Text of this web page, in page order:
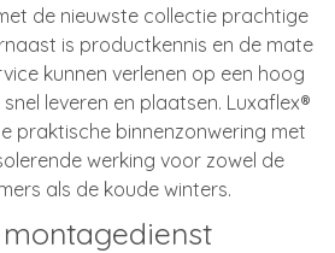
de nieuwste collectie prachtige
is productkennis en de mate
kunnen verlenen op een hoog
leveren en plaatsen. Luxaflex®
praktische binnenzonwering met
werking voor zowel de
als de koude winters.
montagedienst